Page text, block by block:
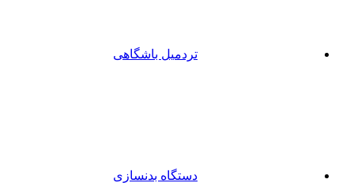
تردمیل باشگاهی
دستگاه بدنسازی